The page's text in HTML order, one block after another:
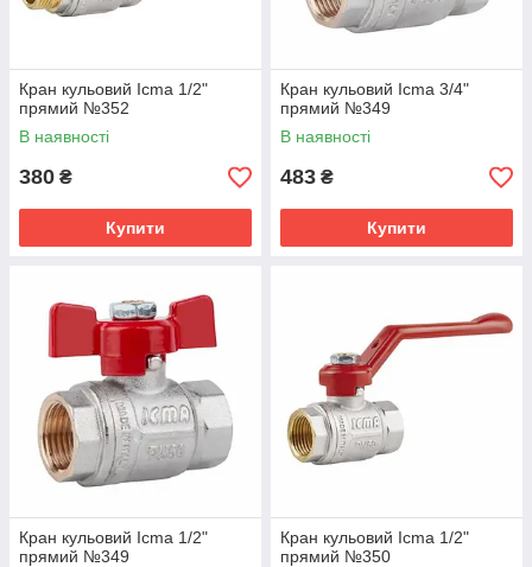
Кран кульовий Icma 1/2"
прямий №352
В наявності
380 ₴
Купити
Кран кульовий Icma 3/4"
прямий №349
В наявності
483 ₴
Купити
Кран кульовий Icma 1/2"
прямий №349
Кран кульовий Icma 1/2"
прямий №350